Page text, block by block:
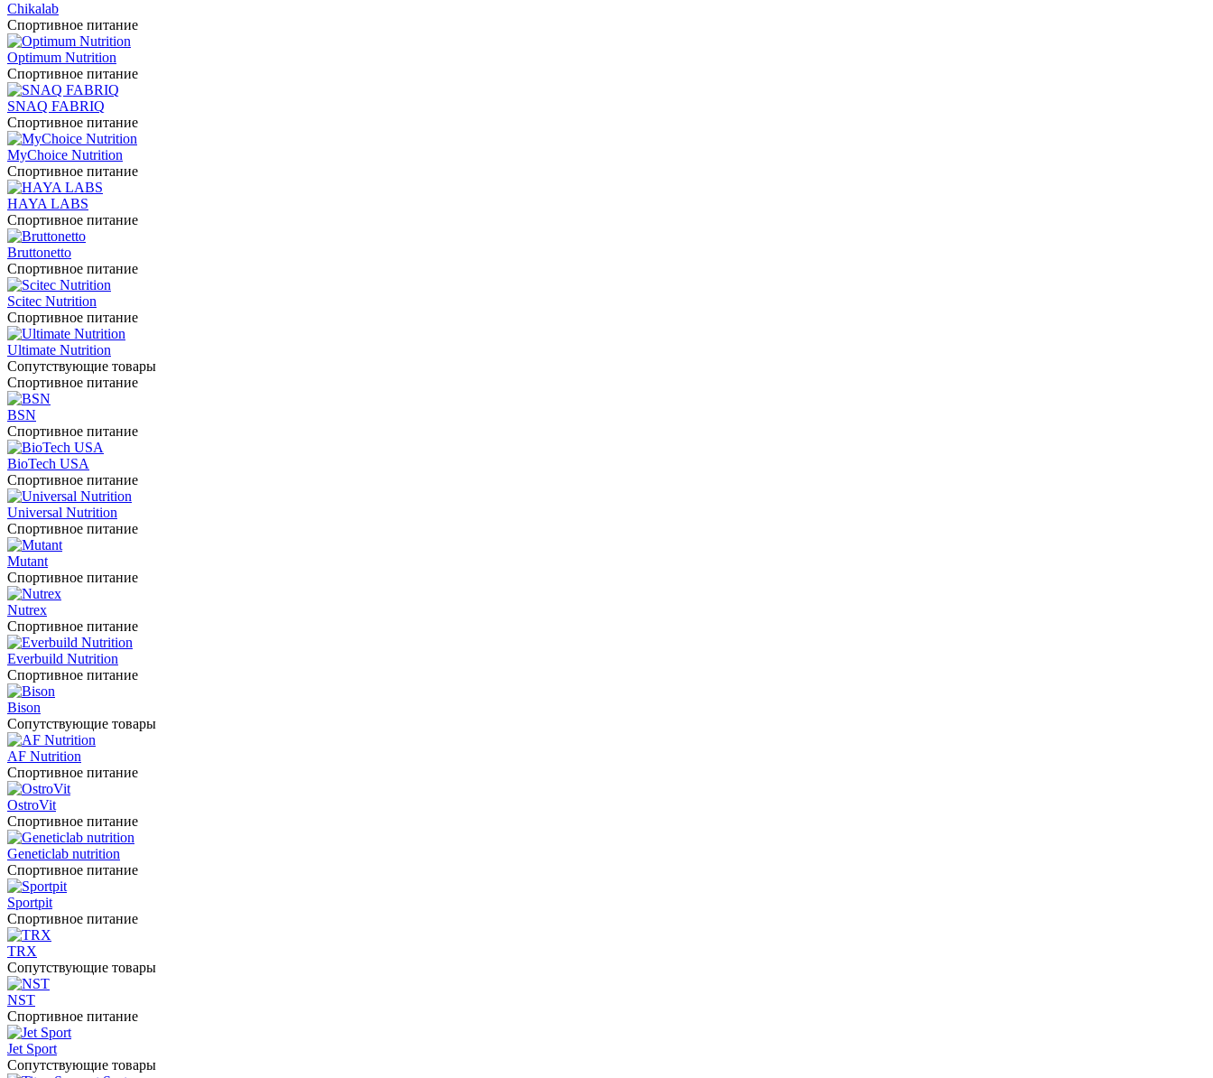
Chikalab
Спортивное питание
Optimum Nutrition
Спортивное питание
SNAQ FABRIQ
Спортивное питание
MyChoice Nutrition
Спортивное питание
HAYA LABS
Спортивное питание
Bruttonetto
Спортивное питание
Scitec Nutrition
Спортивное питание
Ultimate Nutrition
Сопутствующие товары
Спортивное питание
BSN
Спортивное питание
BioTech USA
Спортивное питание
Universal Nutrition
Спортивное питание
Mutant
Спортивное питание
Nutrex
Спортивное питание
Everbuild Nutrition
Спортивное питание
Bison
Сопутствующие товары
AF Nutrition
Спортивное питание
OstroVit
Спортивное питание
Geneticlab nutrition
Спортивное питание
Sportpit
Спортивное питание
TRX
Сопутствующие товары
NST
Спортивное питание
Jet Sport
Сопутствующие товары